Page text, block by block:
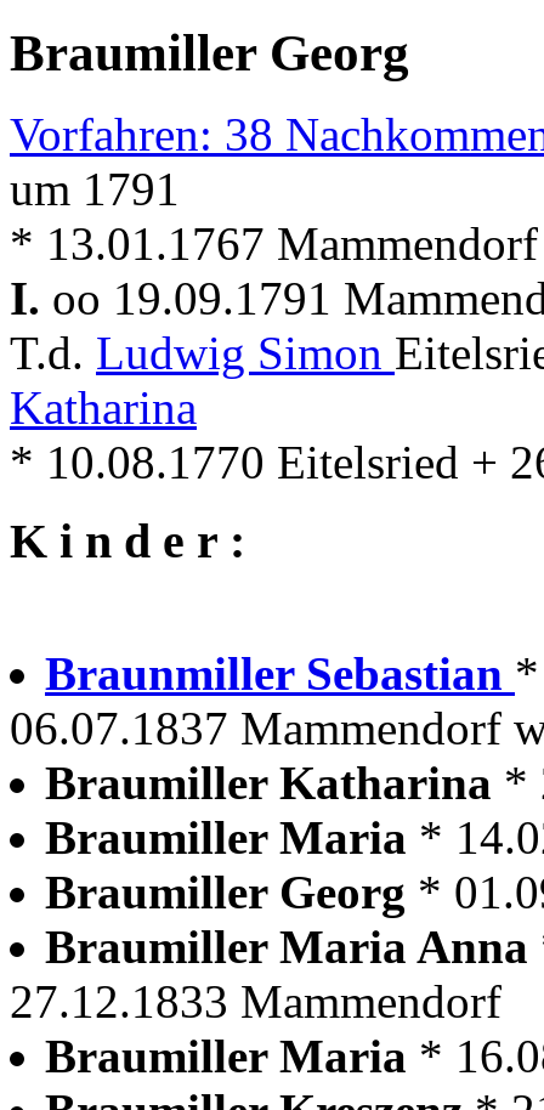
Braumiller Georg
Vorfahren: 38
um 1791
* 13.01.1767
I. oo 19.09.1791
T.d. Ludwig Simon
Katharina
* 10.08.1770 Eitelsried +
K i n d e r :
Braunmiller Sebastian
06.07.1837 Mammendorf
Braumiller Katharina *
Braumiller Maria *
Braumiller Georg *
Braumiller Maria Anna
27.12.1833 Mammendorf
Braumiller Maria *